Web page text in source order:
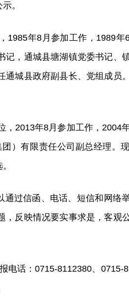
。
1985年8月参加工作，1989年
记，通城县塘湖镇党委书记、
城县政府副县长、党组成员
，2013年8月参加工作，2004
）有限责任公司副总经理。
过信函、电话、短信和网络
反映情况要实事求是，客观
电话：0715-8112380、0715-